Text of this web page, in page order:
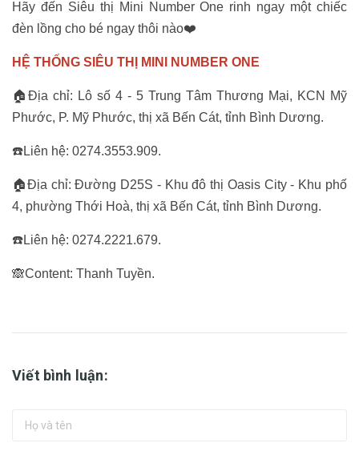
Hãy đến Siêu thị Mini Number One rinh ngay một chiếc
đèn lồng cho bé ngay thôi nào❤️
HỆ THỐNG SIÊU THỊ MINI NUMBER ONE
🏠Địa chỉ: Lô số 4 - 5 Trung Tâm Thương Mại, KCN Mỹ
Phước, P. Mỹ Phước, thị xã Bến Cát, tỉnh Bình Dương.
☎️Liên hệ: 0274.3553.909.
🏠Địa chỉ: Đường D25S - Khu đô thị Oasis City - Khu phố
4, phường Thới Hoà, thị xã Bến Cát, tỉnh Bình Dương.
☎️Liên hệ: 0274.2221.679.
🙈Content: Thanh Tuyền.
Viết bình luận: